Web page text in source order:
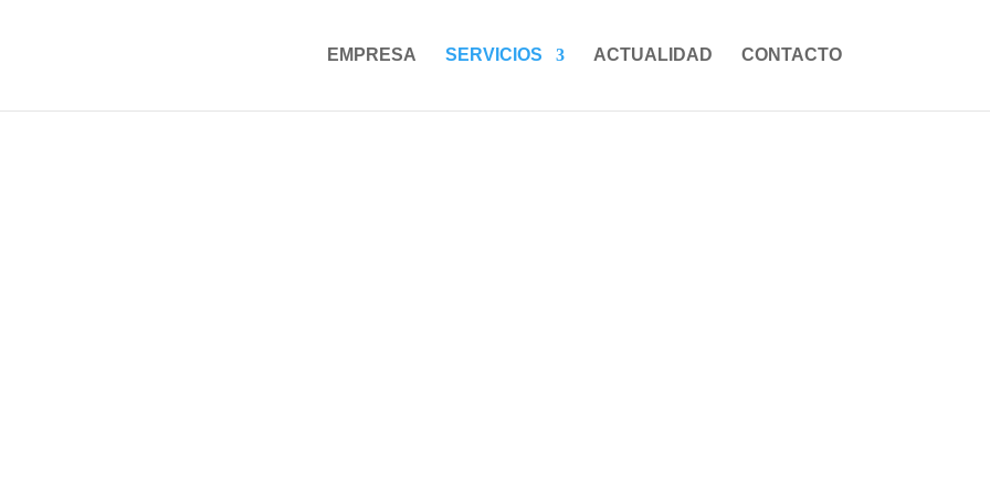
EMPRESA SERVICIOS ACTUALIDAD CONTACTO